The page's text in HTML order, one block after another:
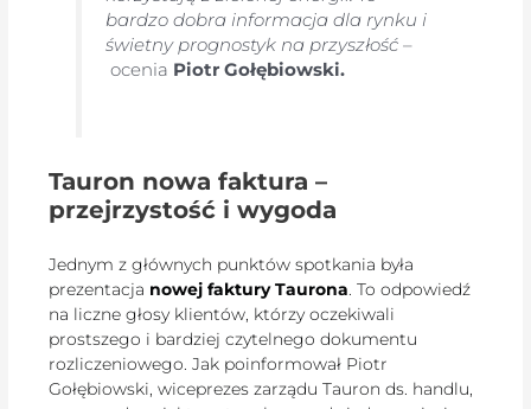
bardzo dobra informacja dla rynku i
świetny prognostyk na przyszłość–
ocenia Piotr Gołębiowski.
Tauron nowa faktura –
przejrzystość i wygoda
Jednym z głównych punktów spotkania była
prezentacja nowej faktury Taurona. To odpowiedź
na liczne głosy klientów, którzy oczekiwali
prostszego i bardziej czytelnego dokumentu
rozliczeniowego. Jak poinformował Piotr
Gołębiowski, wiceprezes zarządu Tauron ds. handlu,